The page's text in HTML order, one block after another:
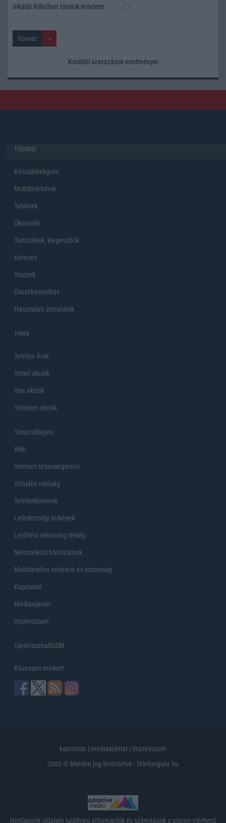
Inkább felhőben tárolok mindent
Korábbi szavazások eredményei
Főoldal
Készülékekguru
Mobiltelefonok
Tabletek
Okosórák
Tartozékok, kiegeszítők
Keresés
Tesztek
Összehasonlítás
Használati útmutatók
Hirek
Telefon Árak
Yettel akciók
One akciók
Telekom akciók
Tanácsdóguru
Wiki
Internet sebességmérő
Virtuális valóság
Telefonkönyvek
Lefedettségi térképek
Letöltési sebesség térkép
Nemzetközi hívószámok
Mobiltelefon védelem és biztonság
Kapcsolat
Médiaajánlat
Impresszum
UjesHasznaltGSM
Kövessen minket!
kapcsolat | médiaajánlat | impresszum
2000 © Minden jog fenntartva - Telefonguru.hu
Honlapunk oldalain található információk és számítások a piacon elérhető